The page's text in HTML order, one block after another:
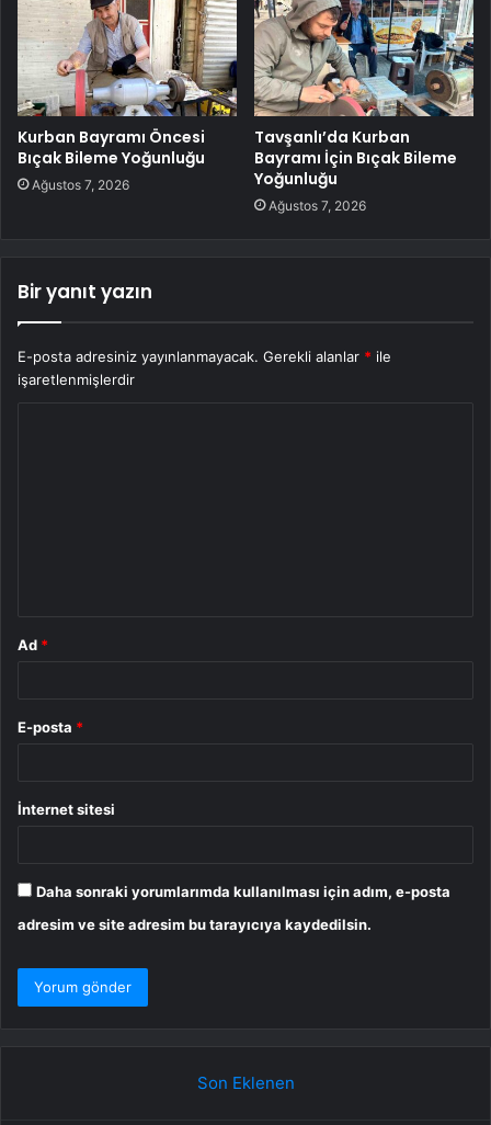
Kurban Bayramı Öncesi
Bıçak Bileme Yoğunluğu
Ağustos 7, 2026
Tavşanlı’da Kurban
Bayramı İçin Bıçak Bileme
Yoğunluğu
Ağustos 7, 2026
Bir yanıt yazın
E-posta adresiniz yayınlanmayacak. Gerekli alanlar * ile
işaretlenmişlerdir
Ad *
E-posta *
İnternet sitesi
Daha sonraki yorumlarımda kullanılması için adım, e-posta
adresim ve site adresim bu tarayıcıya kaydedilsin.
Son Eklenen